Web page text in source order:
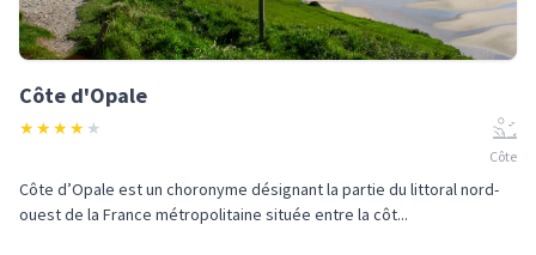
Côte d'Opale
★★★★ ★
Côte
Côte d’Opale est un choronyme désignant la partie du littoral nord-
ouest de la France métropolitaine située entre la côt...